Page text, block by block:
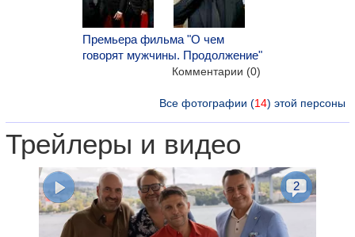
Премьера фильма "О чем
говорят мужчины. Продолжение"
Комментарии (0)
Все фотографии (14) этой персоны
Трейлеры и видео
2